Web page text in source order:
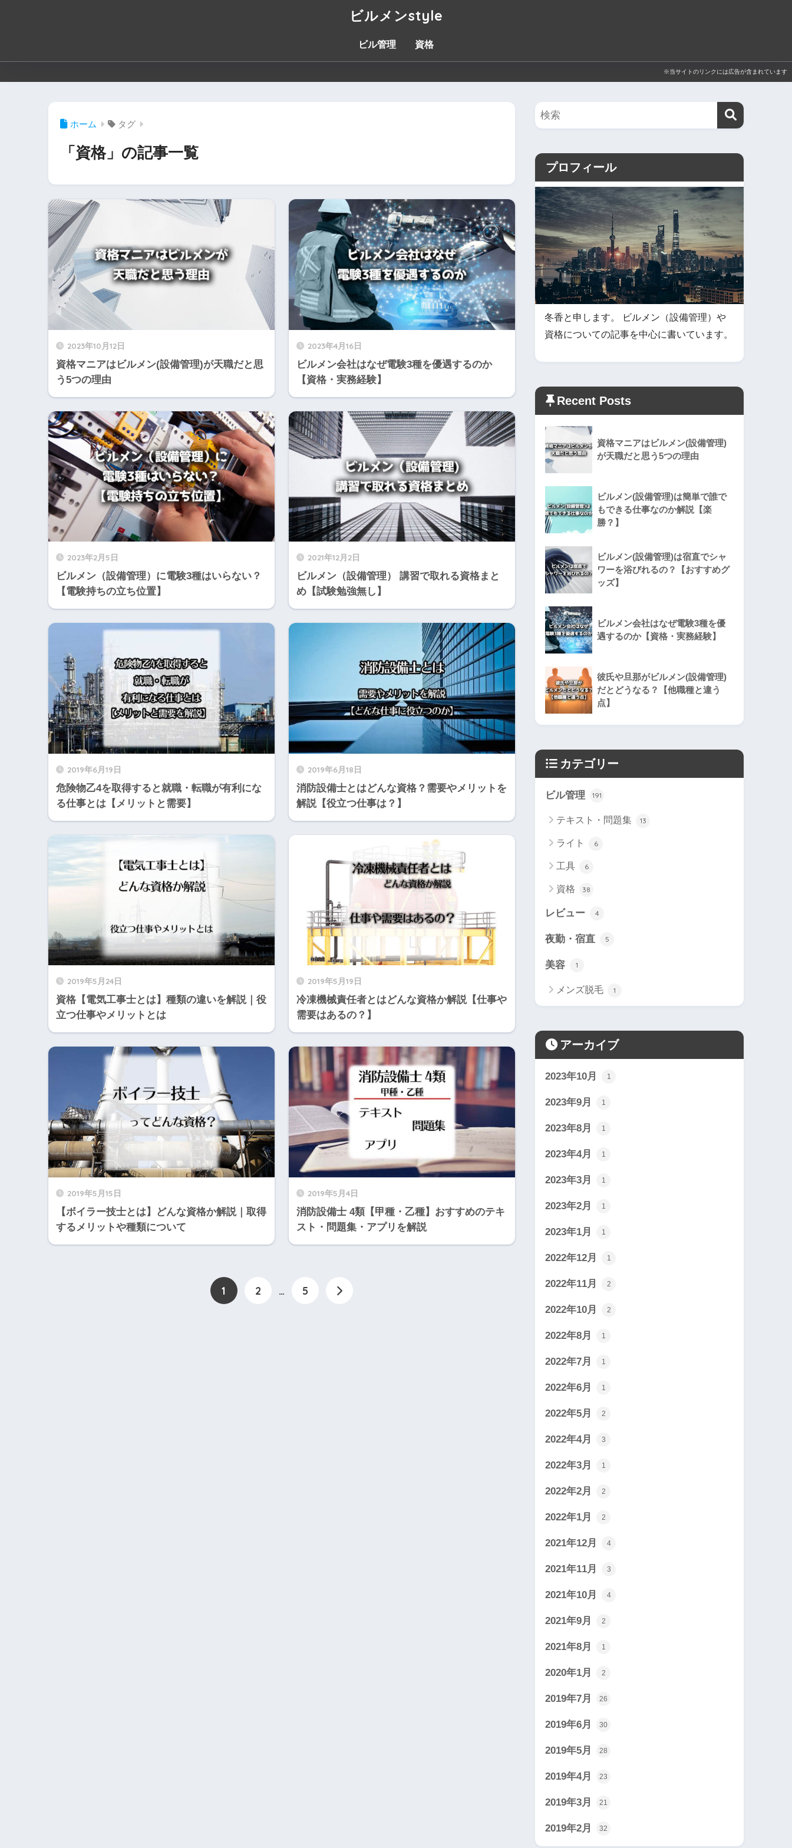
ビルメンstyle
ビル管理 資格
※当サイトのリンクには広告が含まれています
ホーム タグ
「資格」の記事一覧
2023年10月12日
資格マニアはビルメン(設備管理)が天職だと思
う5つの理由
2023年4月16日
ビルメン会社はなぜ電験3種を優遇するのか
【資格・実務経験】
2023年2月5日
ビルメン（設備管理）に電験3種はいらない？
【電験持ちの立ち位置】
2021年12月2日
ビルメン（設備管理） 講習で取れる資格まと
め【試験勉強無し】
2019年6月19日
危険物乙4を取得すると就職・転職が有利にな
る仕事とは【メリットと需要】
2019年6月18日
消防設備士とはどんな資格？需要やメリットを
解説【役立つ仕事は？】
2019年5月24日
資格【電気工事士とは】種類の違いを解説｜役
立つ仕事やメリットとは
2019年5月19日
冷凍機械責任者とはどんな資格か解説【仕事や
需要はあるの？】
2019年5月15日
【ボイラー技士とは】どんな資格か解説｜取得
するメリットや種類について
2019年5月4日
消防設備士 4類【甲種・乙種】おすすめのテキ
スト・問題集・アプリを解説
1 2 … 5
プロフィール
冬香と申します。 ビルメン（設備管理）や
資格についての記事を中心に書いています。
Recent Posts
資格マニアはビルメン(設備管理)
が天職だと思う5つの理由
ビルメン(設備管理)は簡単で誰で
もできる仕事なのか解説【楽
勝？】
ビルメン(設備管理)は宿直でシャ
ワーを浴びれるの？【おすすめグ
ッズ】
ビルメン会社はなぜ電験3種を優
遇するのか【資格・実務経験】
彼氏や旦那がビルメン(設備管理)
だとどうなる？【他職種と違う
点】
カテゴリー
ビル管理 191
テキスト・問題集 13
ライト 6
工具 6
資格 38
レビュー 4
夜勤・宿直 5
美容 1
メンズ脱毛 1
アーカイブ
2023年10月 1
2023年9月 1
2023年8月 1
2023年4月 1
2023年3月 1
2023年2月 1
2023年1月 1
2022年12月 1
2022年11月 2
2022年10月 2
2022年8月 1
2022年7月 1
2022年6月 1
2022年5月 2
2022年4月 3
2022年3月 1
2022年2月 2
2022年1月 2
2021年12月 4
2021年11月 3
2021年10月 4
2021年9月 2
2021年8月 1
2020年1月 2
2019年7月 26
2019年6月 30
2019年5月 28
2019年4月 23
2019年3月 21
2019年2月 32